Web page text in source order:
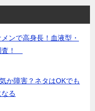
ンで高身長！血液型・
査！
か障害？ネタはOKでも
なる